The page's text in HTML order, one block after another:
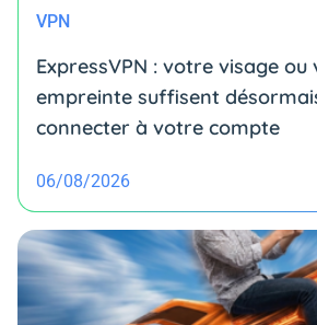
VPN
ExpressVPN : votre visage ou
empreinte suffisent
connecter à votre compte
06/08/2026